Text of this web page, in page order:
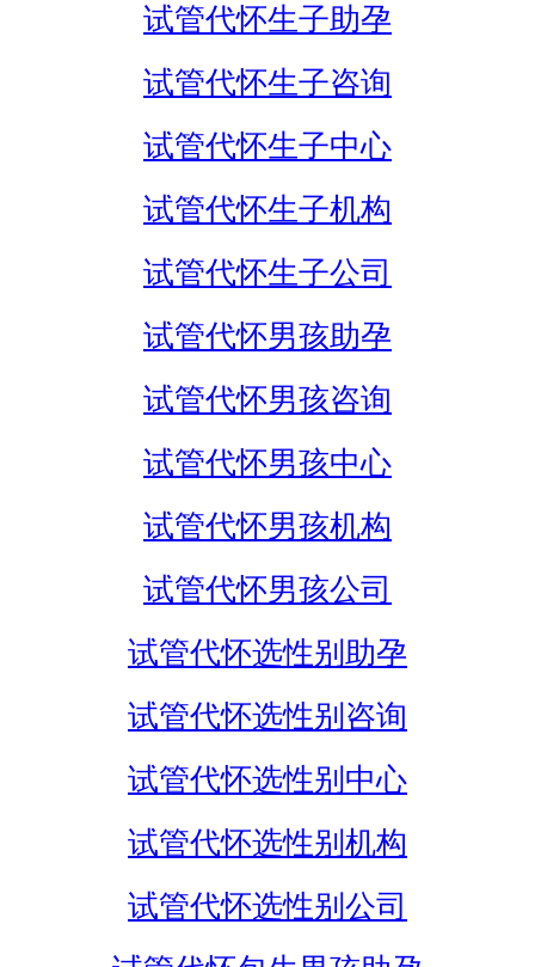
试管代怀生子助孕
试管代怀生子咨询
试管代怀生子中心
试管代怀生子机构
试管代怀生子公司
试管代怀男孩助孕
试管代怀男孩咨询
试管代怀男孩中心
试管代怀男孩机构
试管代怀男孩公司
试管代怀选性别助孕
试管代怀选性别咨询
试管代怀选性别中心
试管代怀选性别机构
试管代怀选性别公司